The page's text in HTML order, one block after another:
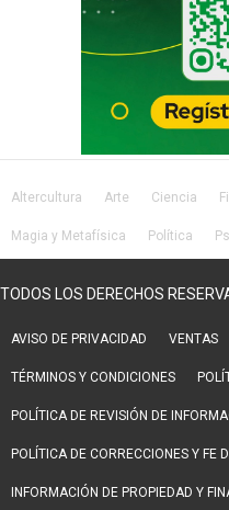
Altercultura Arte Ciencia
Magia y Metafísica Política
TODOS LOS DERECHOS
AVISO DE PRIVACIDAD VENTAS
TÉRMINOS Y CONDICIONES
POLÍTICA DE REVISIÓN DE
POLÍTICA DE CORRECCIONES Y FE
INFORMACIÓN DE PROPIEDAD Y